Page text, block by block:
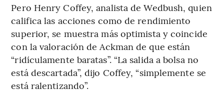
Pero Henry Coffey, analista de Wedbush, quien
califica las acciones como de rendimiento
superior, se muestra más optimista y coincide
con la valoración de Ackman de que están
“ridículamente baratas”. “La salida a bolsa no
está descartada”, dijo Coffey, “simplemente se
está ralentizando”.